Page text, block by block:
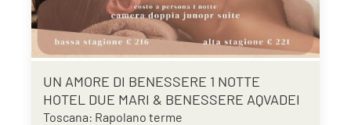
UN AMORE DI BENESSERE 1 NOTTE
HOTEL DUE MARI & BENESSERE AQVADEI
Toscana: Rapolano terme